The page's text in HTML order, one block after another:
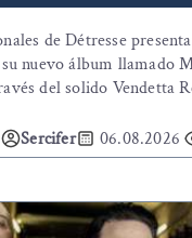
de Détresse
nuevo álbum llamado
del solido Vendetta
Sercifer 06.08.2026